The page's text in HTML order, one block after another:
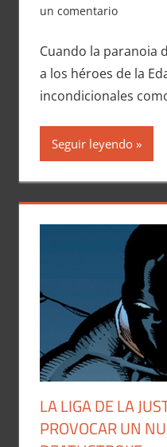
un comentario
Cuando la paranoia
a los héroes de la
incondicionales
Seguir leyendo
LA LIGA DE LA
PROVOCAR UN